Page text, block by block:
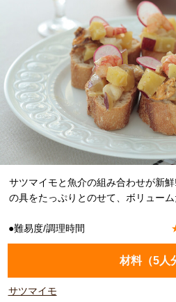
サツマイモと魚介の組み合わせが新
の具をたっぷりとのせて、ボリューム
●難易度/調理時間
材料（5人
サツマイモ